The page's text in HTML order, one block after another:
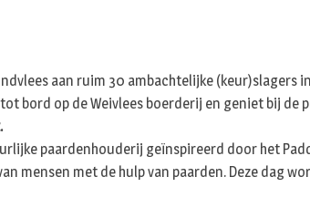
aan ruim 30 ambachtelijke (keur)slagers
bord op de Weivlees boerderij en geniet bij de
paardenhouderij geïnspireerd door het
mensen met de hulp van paarden. Deze dag